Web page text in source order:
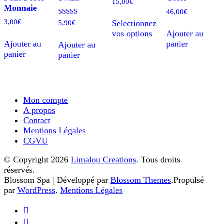
Monnaie
3,00€
Ajouter au
panier
Note
5,90€
Ajouter au
panier
Selectionnez
vos options
Ce
plusieurs
produit
46,00€
Ajouter au
panier
Mon compte
A propos
Contact
Mentions Légales
CGVU
© Copyright 2026 Limalou Creations. Tous droits
réservés.
Blossom Spa | Développé par Blossom Themes.Propulsé
par WordPress. Mentions Légales